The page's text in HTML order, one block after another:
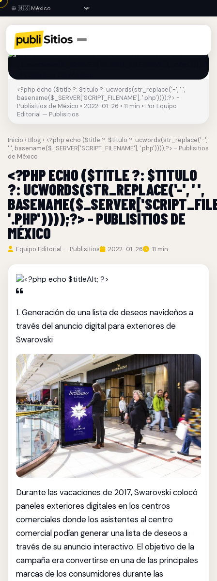
<?php echo ($title ?: $titulo ?: ucwords(str_replace('-', ' ',
basename($_SERVER['SCRIPT_FILENAME'], '.php'))));?> -
Publisitios de México • 2022-01-26 • 11 min • Por Equipo
Editorial — Publisitios
Inicio › Blog › <?php echo ($title ?: $titulo ?: ucwords(str_replace('-',
' ', basename($_SERVER['SCRIPT_FILENAME'], '.php'))));?> - Publisitios
de México
<?PHP ECHO ($TITLE ?: $TITULO
?: UCWORDS(STR_REPLACE('-', ' ',
'.PHP'))));?> - PUBLISITIOS DE
MÉXICO
Equipo Editorial — Publisitios 2022-01-26 11 min
1. Generación de una lista de deseos navideños a
través del anuncio digital para exteriores de
Swarovski
Durante las vacaciones de 2017, Swarovski colocó
paneles exteriores digitales en los centros
comerciales donde los asistentes al centro
comercial podían generar una lista de deseos a
través de su anuncio interactivo. El objetivo de la
campaña era convertirse en una de las principales
marcas de los consumidores durante las